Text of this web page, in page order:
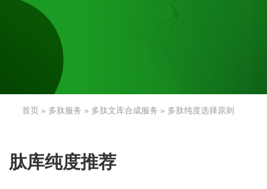
首页 » 多肽服务 » 多肽文库合成服务 » 多肽纯度选择原则
肽库纯度推荐